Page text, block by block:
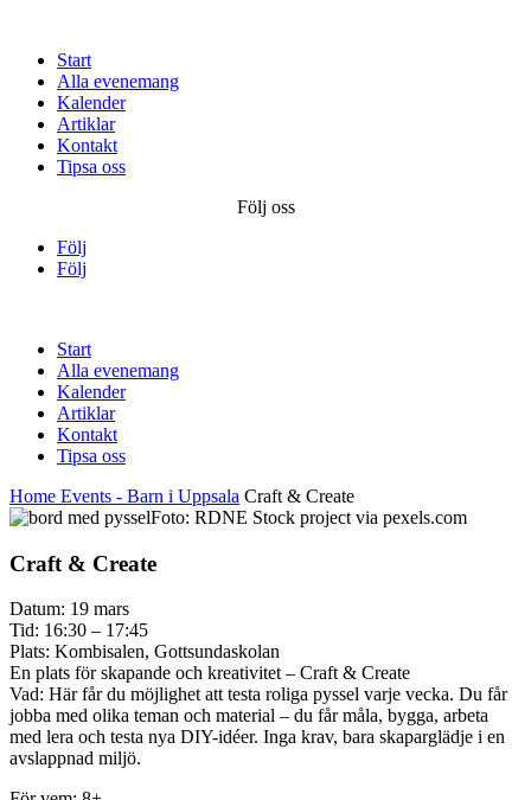
Start
Alla evenemang
Kalender
Artiklar
Kontakt
Tipsa oss
Följ oss
Följ
Följ
Start
Alla evenemang
Kalender
Artiklar
Kontakt
Tipsa oss
Home Events - Barn i Uppsala Craft & Create
Foto: RDNE Stock project via pexels.com
Craft & Create
Datum: 19 mars
Tid: 16:30 – 17:45
Plats: Kombisalen, Gottsundaskolan
En plats för skapande och kreativitet – Craft & Create
Vad: Här får du möjlighet att testa roliga pyssel varje vecka. Du får
jobba med olika teman och material – du får måla, bygga, arbeta
med lera och testa nya DIY-idéer. Inga krav, bara skaparglädje i en
avslappnad miljö.